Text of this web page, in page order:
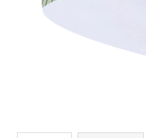
MAC IN A
Původně: